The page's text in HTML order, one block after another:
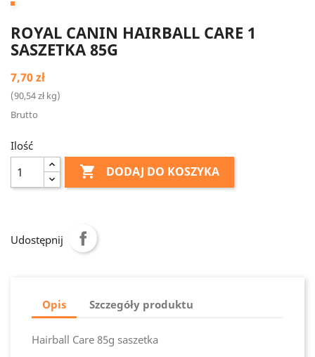
ROYAL CANIN HAIRBALL CARE 1
SASZETKA 85G
7,70 zł
(90,54 zł kg)
Brutto
Ilość
 DODAJ DO KOSZYKA
Udostępnij
Opis Szczegóły produktu
Hairball Care 85g saszetka